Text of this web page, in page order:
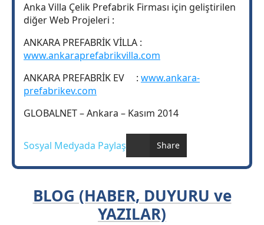
Anka Villa Çelik Prefabrik Firması için geliştirilen
diğer Web Projeleri :
ANKARA PREFABRİK VİLLA :
www.ankaraprefabrikvilla.com
ANKARA PREFABRİK EV : www.ankara-
prefabrikev.com
GLOBALNET – Ankara – Kasım 2014
Sosyal Medyada Paylaş Share
BLOG (HABER, DUYURU ve
YAZILAR)